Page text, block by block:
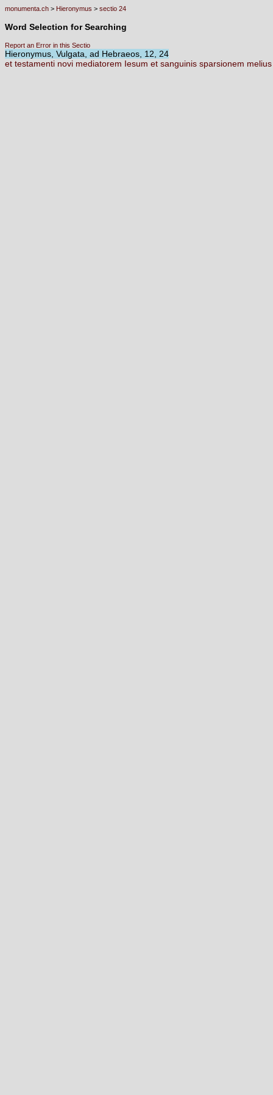
monumenta.ch > Hieronymus > sectio 24
Word Selection for Searching
Report an Error in this Sectio
Hieronymus, Vulgata, ad Hebraeos, 12, 24
et testamenti novi mediatorem Iesum et sanguinis sparsionem